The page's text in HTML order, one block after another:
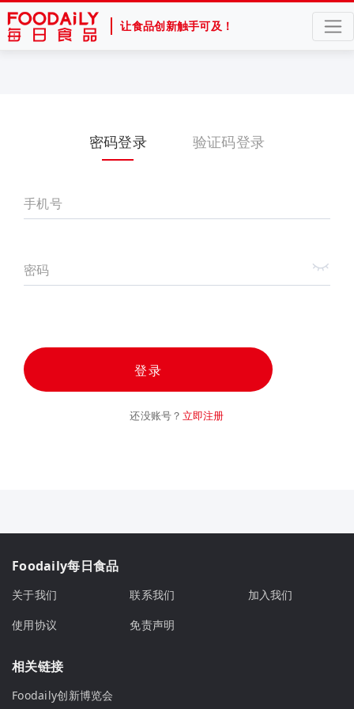
让食品创新触手可及！
密码登录 验证码登录
手机号
密码
登录
还没账号？ 立即注册
Foodaily每日食品
关于我们 联系我们
加入我们
使用协议
免责声明
相关链接
Foodaily创新博览会